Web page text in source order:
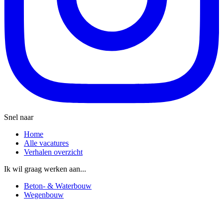
Snel naar
Home
Alle vacatures
Verhalen overzicht
Ik wil graag werken aan...
Beton- & Waterbouw
Wegenbouw